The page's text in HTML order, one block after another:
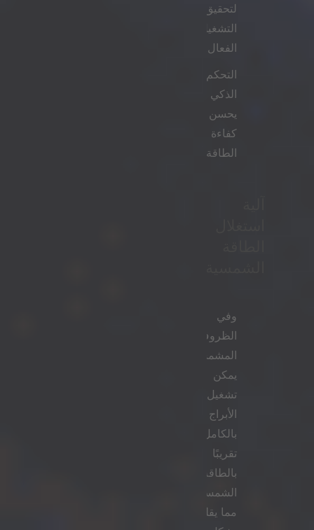
لتحقيق
التشغيل
الفعال.
التحكم
الذكي
يحسن
كفاءة
الطاقة.
وفي
الظروف
المشمسة،
يمكن
تشغيل
الأبراج
بالكامل
تقريبًا
بالطاقة
الشمسية،
مما يقلل